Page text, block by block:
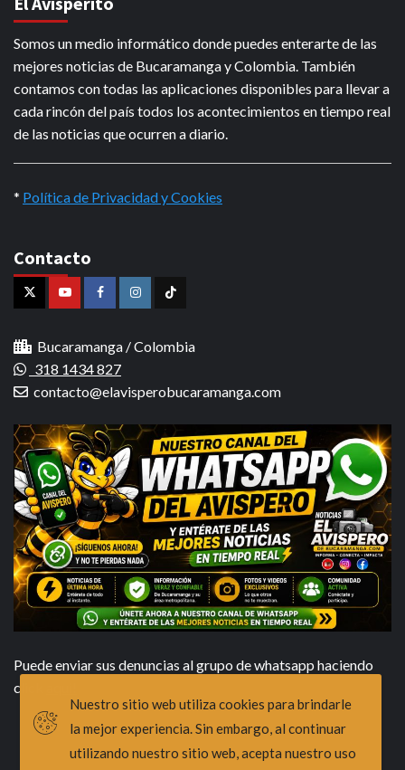
Somos un medio informático donde puedes enterarte de las
mejores noticias de Bucaramanga y Colombia. También
contamos con todas las aplicaciones disponibles para llevar a
cada rincón del país todos los acontecimientos en tiempo real
de las noticias que ocurren a diario.
* Política de Privacidad y Cookies
Contacto
X YoutubeFacebookInstagram
Bucaramanga / Colombia
318 1434 827
contacto@elavisperobucaramanga.com
Puede enviar sus denuncias al grupo de whatsapp haciendo
click
Nuestro sitio web utiliza cookies para brindarle
la mejor experiencia. Sin embargo, al continuar
utilizando nuestro sitio web, acepta nuestro uso